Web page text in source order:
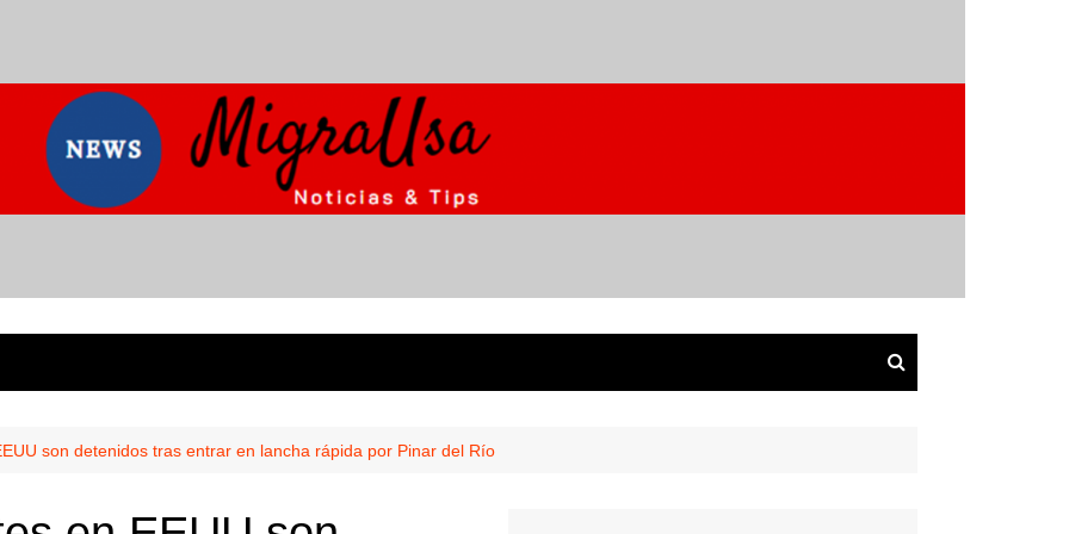
son detenidos tras entrar en lancha rápida por Pinar del Río